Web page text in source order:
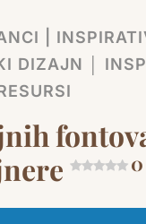
|
DIZAJN │